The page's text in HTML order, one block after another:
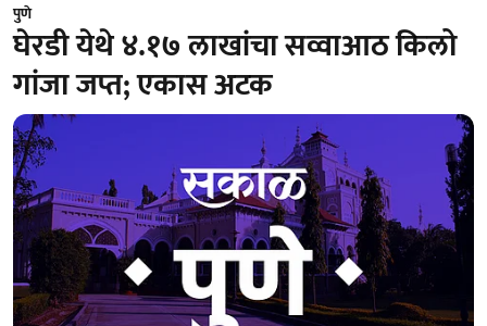
पुणे
घेरडी येथे ४.१७ लाखांचा सव्वाआठ किलो
गांजा जप्त; एकास अटक